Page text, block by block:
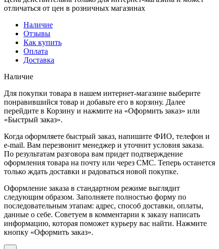
отличаться от цен в розничных магазинах
Наличие
Отзывы
Как купить
Оплата
Доставка
Наличие
Для покупки товара в нашем интернет-магазине выберите
понравившийся товар и добавьте его в корзину. Далее
перейдите в Корзину и нажмите на «Оформить заказ» или
«Быстрый заказ».
Когда оформляете быстрый заказ, напишите ФИО, телефон и
e-mail. Вам перезвонит менеджер и уточнит условия заказа.
По результатам разговора вам придет подтверждение
оформления товара на почту или через СМС. Теперь останется
только ждать доставки и радоваться новой покупке.
Оформление заказа в стандартном режиме выглядит
следующим образом. Заполняете полностью форму по
последовательным этапам: адрес, способ доставки, оплаты,
данные о себе. Советуем в комментарии к заказу написать
информацию, которая поможет курьеру вас найти. Нажмите
кнопку «Оформить заказ».